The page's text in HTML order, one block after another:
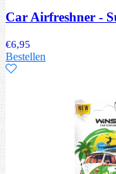
Car Airfreshner -
€6,95
Bestellen